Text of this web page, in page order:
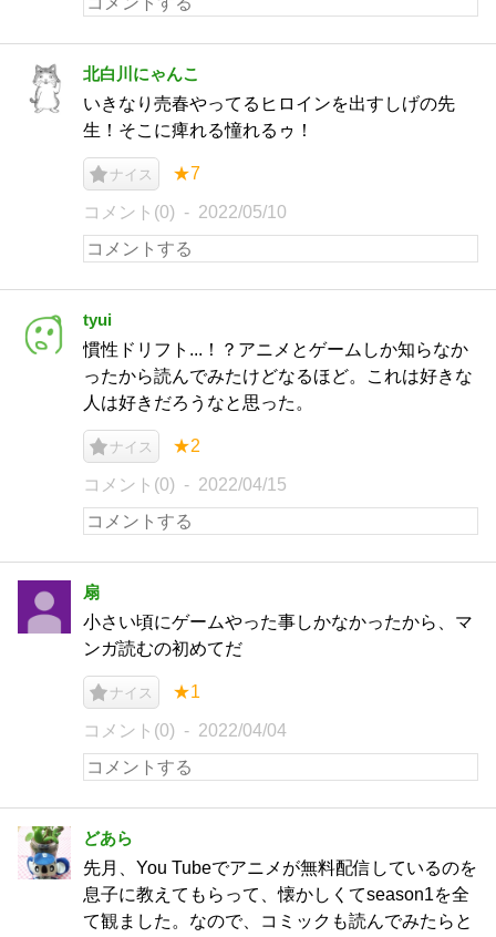
北白川にゃんこ
いきなり売春やってるヒロインを出すしげの先
生！そこに痺れる憧れるゥ！
ナイス ★7
コメント(0) 2022/05/10
tyui
慣性ドリフト...！？アニメとゲームしか知らなか
ったから読んでみたけどなるほど。これは好きな
人は好きだろうなと思った。
ナイス ★2
コメント(0) 2022/04/15
扇
小さい頃にゲームやった事しかなかったから、マ
ンガ読むの初めてだ
ナイス ★1
コメント(0) 2022/04/04
どあら
先月、You Tubeでアニメが無料配信しているのを
息子に教えてもらって、懐かしくてseason1を全
て観ました。なので、コミックも読んでみたらと